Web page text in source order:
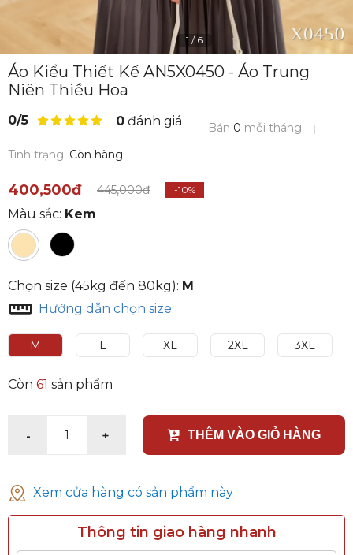
1 / 6
Áo Kiểu Thiết Kế AN5X0450 - Áo Trung
Niên Thiều Hoa
0/5 0 đánh giá Bán 0 mỗi tháng
Tình trạng: Còn hàng
400,500đ 445,000đ -10%
Màu sắc: Kem
Chọn size (45kg đến 80kg): M
Hướng dẫn chọn size
M L XL 2XL 3XL
Còn 61 sản phẩm
- 1 + THÊM VÀO GIỎ HÀNG
Xem cửa hàng có sản phẩm này
Thông tin giao hàng nhanh